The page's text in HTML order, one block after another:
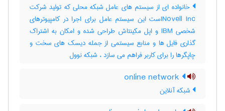
خانواده ای از سیستم های عامل شبکه محلی که تولید شرکت
Novell Incاست این سیستم عامل برای اجرا در کامپیوترهای
شخصی IBM و اپل مکینتاش طراحی شده و امکان به اشتراک
گذاری فایل ها و منابع سیستمی از جمله دیسک های سخت و
چاپگرها را برای کاربر فراهم می سازد ، شبکه نوول
شبکه آنلاین